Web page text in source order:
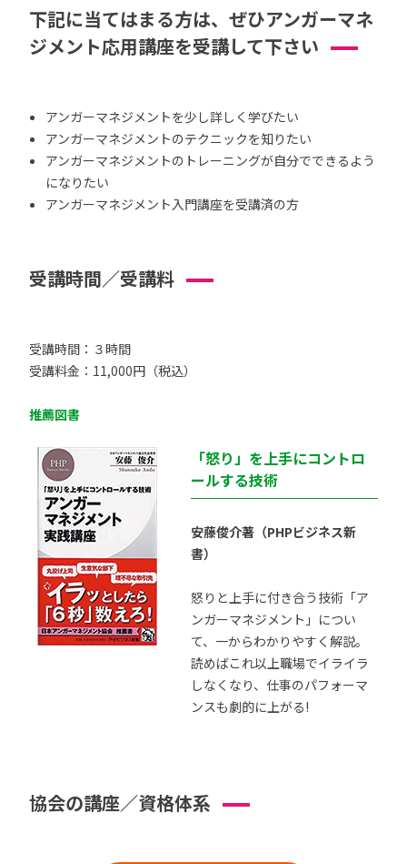
下記に当てはまる方は、ぜひアンガーマネ
ジメント応用講座を受講して下さい
アンガーマネジメントを少し詳しく学びたい
アンガーマネジメントのテクニックを知りたい
アンガーマネジメントのトレーニングが自分でできるよう
になりたい
アンガーマネジメント入門講座を受講済の方
受講時間／受講料
受講時間：３時間
受講料金：11,000円（税込）
推薦図書
「怒り」を上手にコントロ
ールする技術
安藤俊介著（PHPビジネス新
書）
怒りと上手に付き合う技術「ア
ンガーマネジメント」につい
て、一からわかりやすく解説。
読めばこれ以上職場でイライラ
しなくなり、仕事のパフォーマ
ンスも劇的に上がる!
協会の講座／資格体系